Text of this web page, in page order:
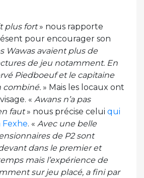
plus fort» nous rapporte
pour encourager son
Wawas avaient plus de
de jeu notamment. En
Piedboeuf et le capitaine
combiné. » Mais les locaux ont
« Awans n’a pas
faut» nous précise celui qui
Fexhe. « Avec une belle
de P2 sont
dans le premier et
mais l’expérience de
sur jeu placé, a fini par